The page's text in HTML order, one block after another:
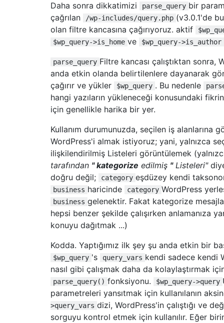
        $speakers
= get_the_terms( 0,
        $speakers_html
= array();
if
$speakers
{
$speakers $speaker)
          array_push
( $speakers_html, '<a
          echo implode
$speakers_html
",
break;
}
}
function template_redirect() {
global $wp;
if (isset ( $wp->query_vars["post_type"
      include
(STYLESHEETPATH . "/
die();
}
// When a post is inserted or updated
function wp_insert_post
// Loop through the POST data
foreach ($this->meta_fields as $key)
        $value
= @$_POST[ $key];
( empty( $value
          delete_post_meta
$post_id $key
continue;
}
Daha sonra dikkatimizi parse_query bir
çağrılan
/wp-includes/query.php (v3.0.1'de
olan filtre kancasına çağırıyoruz. aktif
$wp_query->is_home ve $wp_query->is_author
parse_query Filtre kancası çalıştıktan sonra,
anda etkin olanda belirtilenlere dayanarak
çağırır ve yükler
$wp_query . Bu nedenle
hangi yazıların yükleneceği konusundaki
için genellikle harika bir yer.
Kullanım durumunuzda, seçilen iş alanlarına
WordPress'i almak istiyoruz; yani, yalnızca
ilişkilendirilmiş Listeleri görüntülemek
tarafından " kategorize edilmiş "Listeleri"
doğru değil;
category eşdüzey kendi
business haricinde category WordPress
business gelenektir. Fakat kategorize
hepsi benzer şekilde çalışırken anlamanıza
konuyu dağıtmak ...)
Kodda. Yaptığımız ilk şey şu anda etkin bir
$wp_query 's query_vars kendi sadece kendi
nasıl gibi çalışmak daha da kolaylaştırmak
parse_query() fonksiyonu. $wp_query->query
parametreleri yansıtmak için kullanılanın
>query_vars dizi, WordPress'in çalıştığı ve
sorguyu kontrol etmek için kullanılır. Eğer